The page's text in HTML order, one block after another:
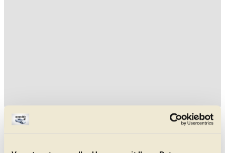
Aktuelle Mercedes A 210 Gebrauchtwagen-Angebote